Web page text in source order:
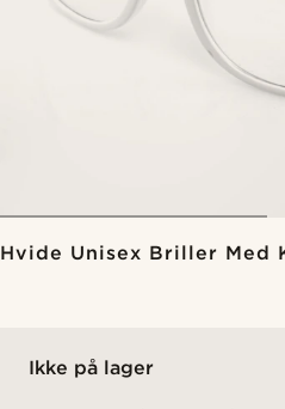
Hvide Unisex Briller Med
Ikke på lager